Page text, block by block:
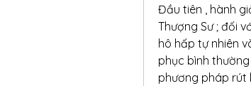
Đầu tiên , hành
Thượng Sư ; đối
hô hấp tự nhiên
phục bình
phương pháp rút